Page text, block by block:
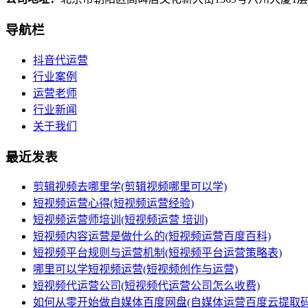
导航栏
抖音代运营
行业案例
运营老师
行业新闻
关于我们
最近发表
剪辑视频去哪里学(剪辑视频哪里可以学)
短视频运营心得(短视频运营经验)
短视频运营师培训(短视频运营 培训)
短视频内容运营是做什么的(短视频运营百度百科)
短视频平台规则与运营机制(短视频平台运营策略表)
哪里可以学短视频运营(短视频创作与运营)
短视频代运营公司(短视频代运营公司怎么收费)
如何从零开始做自媒体百度网盘(自媒体运营百度云提取